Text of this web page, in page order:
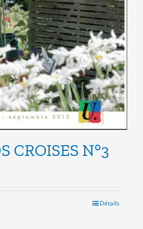
CROISES N°3
Détails